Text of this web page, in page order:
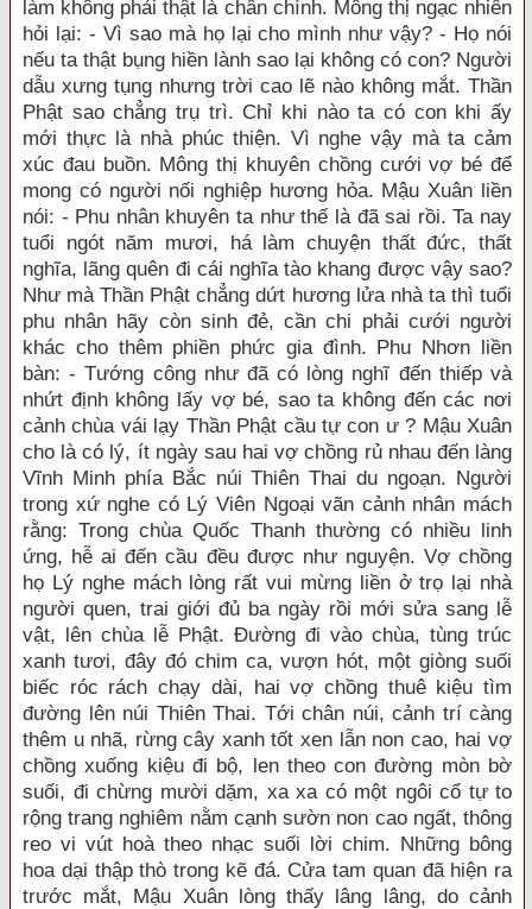
làm không phải thật là chân chính. Mông thị ngạc nhiên
hỏi lại: - Vì sao mà họ lại cho mình như vậy? - Họ nói
nếu ta thật bụng hiền lành sao lại không có con? Người
dẫu xưng tụng nhưng trời cao lẽ nào không mắt. Thần
Phật sao chẳng trụ trì. Chỉ khi nào ta có con khi ấy
mới thực là nhà phúc thiện. Vì nghe vậy mà ta cảm
xúc đau buồn. Mông thị khuyên chồng cưới vợ bé để
mong có người nối nghiệp hương hỏa. Mậu Xuân liền
nói: - Phu nhân khuyên ta như thế là đã sai rồi. Ta nay
tuổi ngót năm mươi, há làm chuyện thất đức, thất
nghĩa, lãng quên đi cái nghĩa tào khang được vậy sao?
Như mà Thần Phật chẳng dứt hương lửa nhà ta thì tuổi
phu nhân hãy còn sinh đẻ, cần chi phải cưới người
khác cho thêm phiền phức gia đình. Phu Nhơn liền
bàn: - Tướng công như đã có lòng nghĩ đến thiếp và
nhứt định không lấy vợ bé, sao ta không đến các nơi
cảnh chùa vái lạy Thần Phật cầu tự con ư ? Mậu Xuân
cho là có lý, ít ngày sau hai vợ chồng rủ nhau đến làng
Vĩnh Minh phía Bắc núi Thiên Thai du ngoạn. Người
trong xứ nghe có Lý Viên Ngoại vãn cảnh nhân mách
rằng: Trong chùa Quốc Thanh thường có nhiều linh
ứng, hễ ai đến cầu đều được như nguyện. Vợ chồng
họ Lý nghe mách lòng rất vui mừng liền ở trọ lại nhà
người quen, trai giới đủ ba ngày rồi mới sửa sang lễ
vật, lên chùa lễ Phật. Đường đi vào chùa, tùng trúc
xanh tươi, đây đó chim ca, vượn hót, một giòng suối
biếc róc rách chạy dài, hai vợ chồng thuê kiệu tìm
đường lên núi Thiên Thai. Tới chân núi, cảnh trí càng
thêm u nhã, rừng cây xanh tốt xen lẫn non cao, hai vợ
chồng xuống kiệu đi bộ, len theo con đường mòn bờ
suối, đi chừng mười dặm, xa xa có một ngôi cổ tự to
rộng trang nghiêm nằm cạnh sườn non cao ngất, thông
reo vi vút hoà theo nhạc suối lời chim. Những bông
hoa dại thập thò trong kẽ đá. Cửa tam quan đã hiện ra
trước mắt, Mậu Xuân lòng thấy lâng lâng, do cảnh